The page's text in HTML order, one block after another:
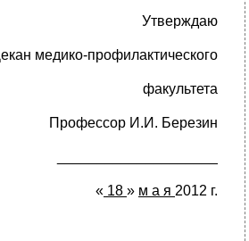
Утверждаю
медико-профилактического
факультета
Профессор И.И. Березин
« 18 » м а я 2012 г.